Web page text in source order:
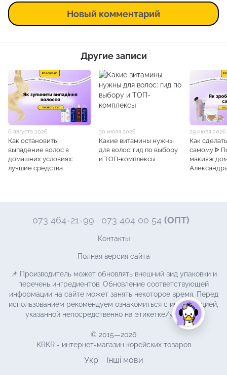
Новый комментарий
Другие записи
6 августа 2026
Как остановить
выпадение волос в
домашних условиях:
лучшие средства
30 июля 2026
Какие витамины нужны
для волос: гид по выбору
и ТОП-комплексы
29 июля 2026
Как
самому ᐈ
макияж
073 464-21-99 073 404 00 54 (ОПТ)
Контакты
Полная версия сайта
📌 Производитель может обновлять внешний вид упаковки и
перечень ингредиентов. Обновление соответствующей
информации на сайте может занять некоторое время. Перед
использованием рекомендуем ознакомиться с информацией,
указанной непосредственно на этикетке/упаковке.
© 2015—2026
KRKR - интернет-магазин корейских товаров
Укр Інші мови